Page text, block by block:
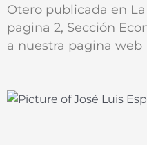
Otero publicada en
pagina 2, Sección
a nuestra pagina web